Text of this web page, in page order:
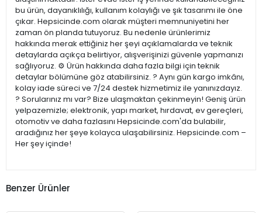
bu ürün, dayanıklılığı, kullanım kolaylığı ve şık tasarımı ile öne
çıkar. Hepsicinde.com olarak müşteri memnuniyetini her
zaman ön planda tutuyoruz. Bu nedenle ürünlerimiz
hakkında merak ettiğiniz her şeyi açıklamalarda ve teknik
detaylarda açıkça belirtiyor, alışverişinizi güvenle yapmanızı
sağlıyoruz. ⚙️ Ürün hakkında daha fazla bilgi için teknik
detaylar bölümüne göz atabilirsiniz. ? Aynı gün kargo imkânı,
kolay iade süreci ve 7/24 destek hizmetimiz ile yanınızdayız.
? Sorularınız mı var? Bize ulaşmaktan çekinmeyin! Geniş ürün
yelpazemizle; elektronik, yapı market, hırdavat, ev gereçleri,
otomotiv ve daha fazlasını Hepsicinde.com'da bulabilir,
aradığınız her şeye kolayca ulaşabilirsiniz. Hepsicinde.com –
Her şey içinde!
Benzer Ürünler